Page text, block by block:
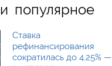
и популярное
Ставка
рефинансирования
сократилась до 4,25% —